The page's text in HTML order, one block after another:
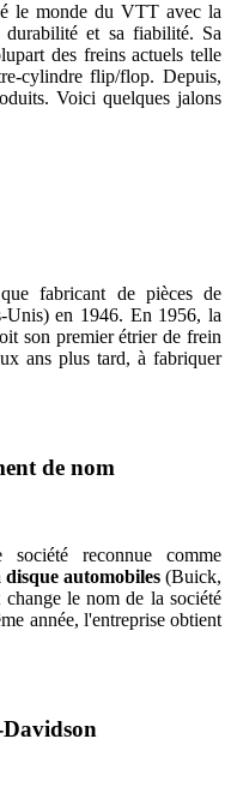
le monde du VTT avec la
et sa fiabilité. Sa
des freins actuels telle
cylindre flip/flop. Depuis,
Voici quelques jalons
fabricant de pièces de
Unis) en 1946. En 1956, la
son premier étrier de frein
ans plus tard, à fabriquer
de nom
reconnue comme
disque automobiles(Buick,
le nom de la société
année, l'entreprise obtient